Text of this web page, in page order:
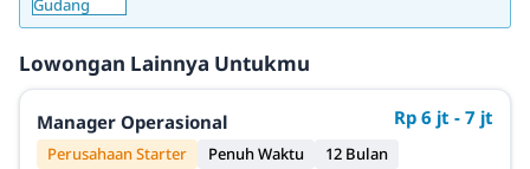
Lowongan Lainnya Untukmu
Manager Operasional Rp 6 jt - 7 jt
Perusahaan Starter Penuh Waktu
12 Bulan